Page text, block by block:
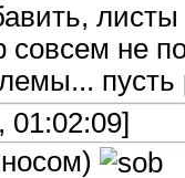
совсем не
пусть
01:02:09]